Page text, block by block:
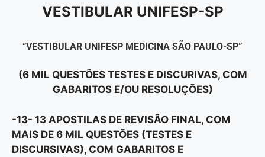
VESTIBULAR UNIFESP-SP
“VESTIBULAR UNIFESP MEDICINA SÃO PAULO-SP”
(6 MIL QUESTÕES TESTES E DISCURIVAS, COM
GABARITOS E/OU RESOLUÇÕES)
-13- 13 APOSTILAS DE REVISÃO FINAL, COM
MAIS DE 6 MIL QUESTÕES (TESTES E
DISCURSIVAS), COM GABARITOS E